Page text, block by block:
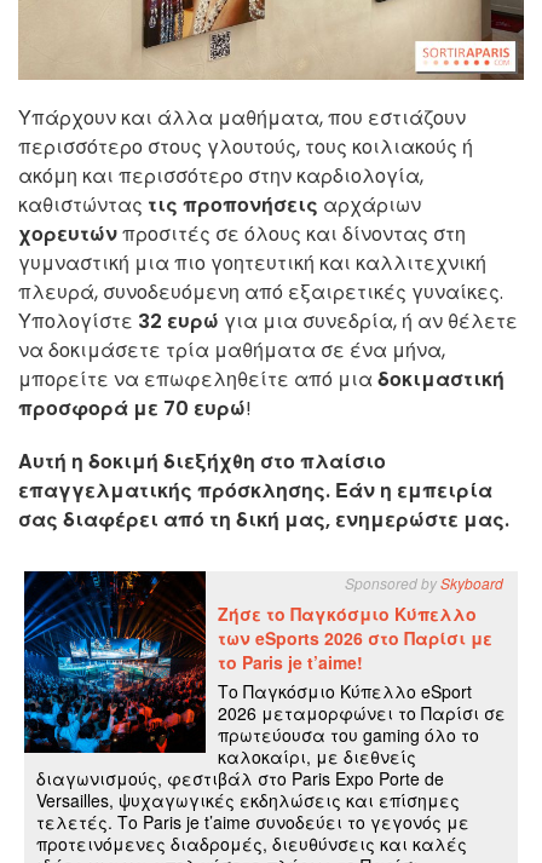
Υπάρχουν και άλλα μαθήματα, που εστιάζουν
περισσότερο στους γλουτούς, τους κοιλιακούς ή
ακόμη και περισσότερο στην καρδιολογία,
καθιστώντας τις προπονήσεις αρχάριων
χορευτώνπροσιτές σε όλους και δίνοντας στη
γυμναστική μια πιο γοητευτική και καλλιτεχνική
πλευρά, συνοδευόμενη από εξαιρετικές γυναίκες.
Υπολογίστε 32 ευρώ για μια συνεδρία, ή αν θέλετε
να δοκιμάσετε τρία μαθήματα σε ένα μήνα,
μπορείτε να επωφεληθείτε από μια δοκιμαστική
προσφορά με 70 ευρώ!
Αυτή η δοκιμή διεξήχθη στο πλαίσιο
επαγγελματικής πρόσκλησης. Εάν η εμπειρία
σας διαφέρει από τη δική μας, ενημερώστε μας.